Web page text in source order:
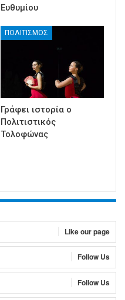
Ευθυμίου
ΠΟΛΙΤΙΣΜΟΣ
Γράφει ιστορία ο
Πολιτιστικός
Τολοφώνας
Like our page
Follow Us
Follow Us